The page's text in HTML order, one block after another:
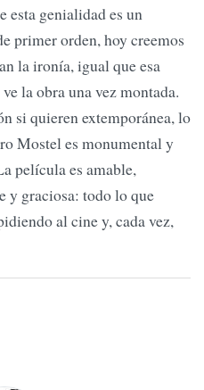
esta genialidad es un
primer orden, hoy creemos
la ironía, igual que esa
la obra una vez montada.
si quieren extemporánea, lo
Mostel es monumental y
película es amable,
y graciosa: todo lo que
al cine y, cada vez,